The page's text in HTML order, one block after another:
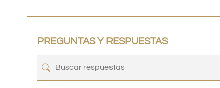
PREGUNTAS Y RESPUESTAS